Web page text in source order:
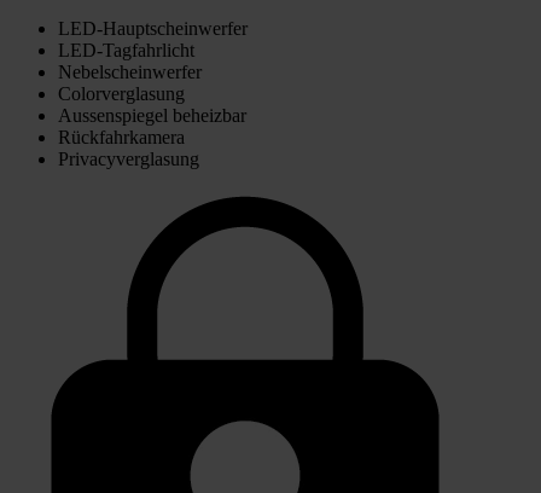
LED-Hauptscheinwerfer
LED-Tagfahrlicht
Nebelscheinwerfer
Colorverglasung
Aussenspiegel beheizbar
Rückfahrkamera
Privacyverglasung